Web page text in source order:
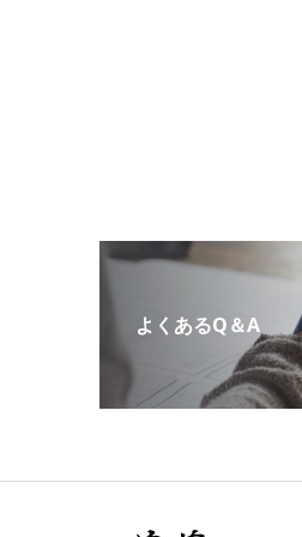
よくあるQ＆A